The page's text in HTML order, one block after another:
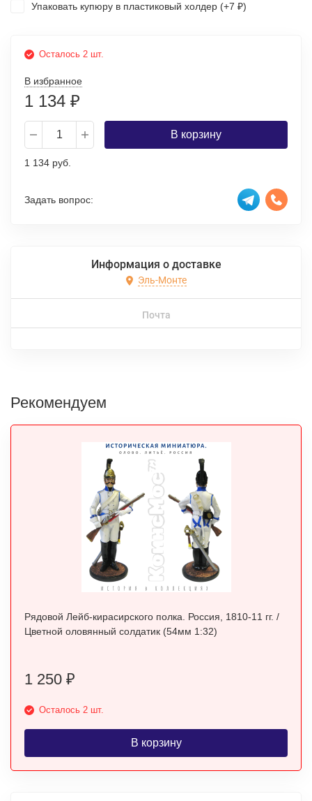
Упаковать купюру в пластиковый холдер (+7 ₽)
Осталось 2 шт.
В избранное
1 134 ₽
В корзину
1 134 руб.
Задать вопрос:
Информация о доставке
Эль-Монте
Почта
Рекомендуем
Рядовой Лейб-кирасирского полка. Россия, 1810-11 гг. /
Цветной оловянный солдатик (54мм 1:32)
1 250 ₽
Осталось 2 шт.
В корзину